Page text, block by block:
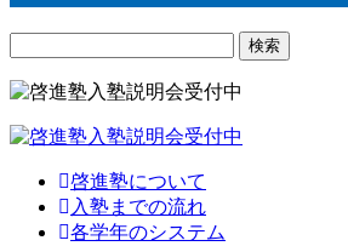
啓進塾について
入塾までの流れ
各学年のシステム